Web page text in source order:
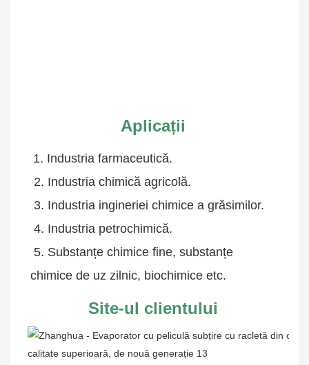
Aplicații
1. Industria farmaceutică.
2. Industria chimică agricolă.
3. Industria ingineriei chimice a grăsimilor.
4. Industria petrochimică.
chimice de uz zilnic, biochimice etc.
Site-ul clientului